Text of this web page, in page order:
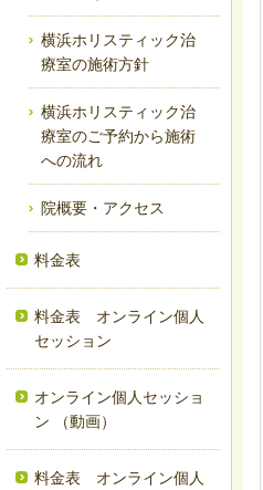
横浜ホリスティック治
療室の施術方針
横浜ホリスティック治
療室のご予約から施術
への流れ
院概要・アクセス
料金表
料金表 オンライン個人
セッション
オンライン個人セッショ
ン （動画）
料金表 オンライン個人